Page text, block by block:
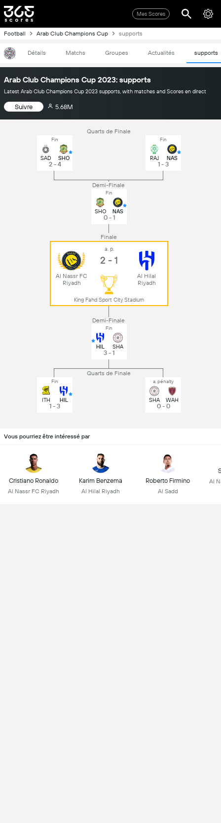
Mes Scores
Football Arab Club Champions Cup supports
Détails Matchs Groupes Actualités supports
Arab Club Champions Cup 2023: supports
Latest Arab Club Champions Cup 2023 supports, with matches and Scores en direct
Suivre 5.68M
Quarts de Finale
Fin
SAD SHO
2 - 4
Fin
RAJ NAS
1 - 3
Demi-Finale
Fin
SHO NAS
0 - 1
Finale
Al Nassr FC
Riyadh
a. p.
2 - 1
Al Hilal
Riyadh
King Fahd Sport City Stadium
Quarts de Finale
Fin
ITH HIL
1 - 3
a. pénalty
SHA WAH
0 - 0
Demi-Finale
Fin
HIL SHA
3 - 1
Vous pourriez être intéressé par
Cristiano Ronaldo
Al Nassr FC Riyadh
Karim Benzema
Al Hilal Riyadh
Roberto Firmino
Al Sadd
Al